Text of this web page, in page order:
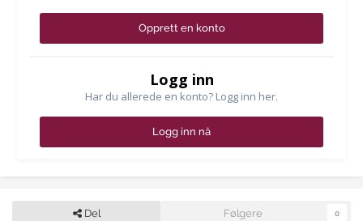
Opprett en konto
Logg inn
Har du allerede en konto? Logg inn her.
Logg inn nå
Del Følgere 0